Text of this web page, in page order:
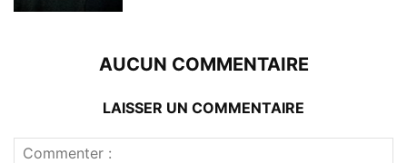
AUCUN COMMENTAIRE
LAISSER UN COMMENTAIRE